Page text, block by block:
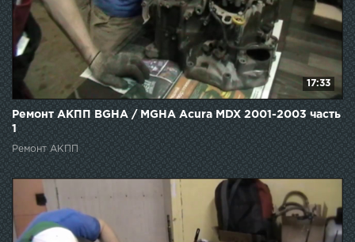
17:33
Ремонт АКПП BGHA / MGHA Acura MDX 2001-2003 часть
1
Ремонт АКПП